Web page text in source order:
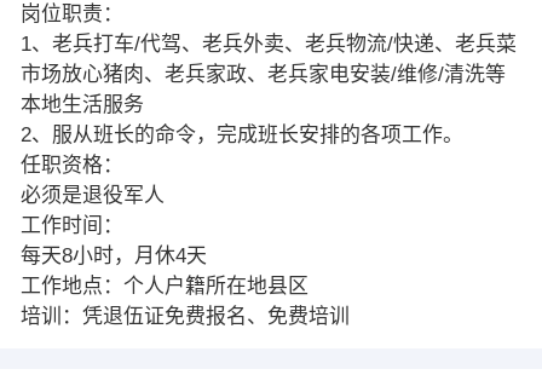
岗位职责：
1、老兵打车/代驾、老兵外卖、老兵物流/快递、老兵菜
市场放心猪肉、老兵家政、老兵家电安装/维修/清洗等
本地生活服务
2、服从班长的命令，完成班长安排的各项工作。
任职资格：
必须是退役军人
工作时间：
每天8小时，月休4天
工作地点：个人户籍所在地县区
培训：凭退伍证免费报名、免费培训